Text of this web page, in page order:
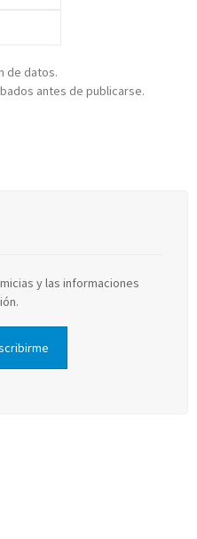
de datos.
antes de publicarse.
y las informaciones